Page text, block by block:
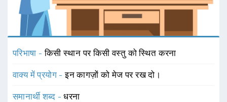
परिभाषा -किसी स्थान पर किसी वस्तु को स्थित करना
वाक्य में प्रयोग -इन कागज़ों को मेज पर रख दो।
समानार्थी शब्द -धरना